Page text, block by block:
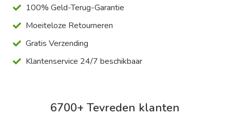
100% Geld-Terug-Garantie
Moeiteloze Retourneren
Gratis Verzending
Klantenservice 24/7 beschikbaar
6700+ Tevreden klanten